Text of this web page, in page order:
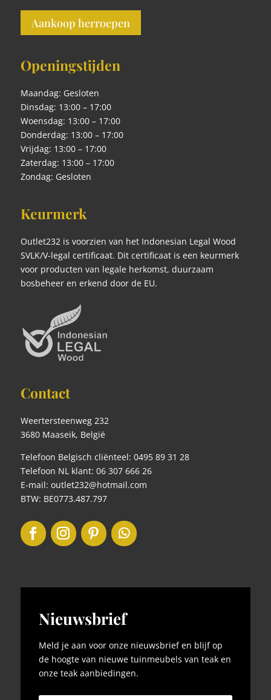
Aankoop herroepen
Openingstijden
Maandag: Gesloten
Dinsdag: 13:00 – 17:00
Woensdag: 13:00 – 17:00
Donderdag: 13:00 – 17:00
Vrijdag: 13:00 – 17:00
Zaterdag: 13:00 – 17:00
Zondag: Gesloten
Keurmerk
Outlet232 is voorzien van het Indonesian Legal Wood
SVLK/V-legal certificaat. Dit certificaat is een keurmerk
voor producten van legale herkomst, duurzaam
bosbeheer en erkend door de EU.
Contact
Weertersteenweg 232
3680 Maaseik, België
Telefoon Belgisch cliënteel: 0495 89 31 28
Telefoon NL klant: 06 307 666 26
E-mail: outlet232@hotmail.com
BTW: BE0773.487.797
Nieuwsbrief
Meld je aan voor onze nieuwsbrief en blijf op
de hoogte van nieuwe tuinmeubels van teak en
onze teak aanbiedingen.